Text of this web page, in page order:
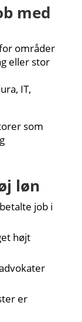
med
områder
eller stor
IT,
som
løn
job i
højt
er